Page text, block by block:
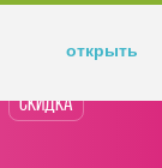
Скидка
открыть